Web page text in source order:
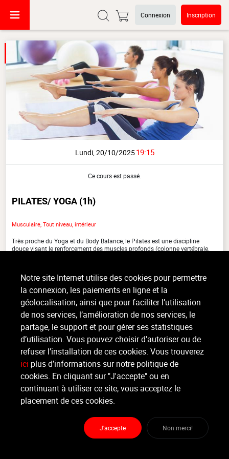
Connexion Inscription
Lundi, 20/10/202519:15
Ce cours est passé.
PILATES/ YOGA(1h)
Musculaire, Tout niveau, intérieur
Très proche du Yoga et du Body Balance, le Pilates est une discipline
douce visant le renforcement des muscles profonds (colonne vertébrale,
Organisateur
ARENA XXXX
Moniteur
Non renseigné.
Lieu : ARENA xxxx
Pasteur 2a - 1300 Wavre
Partager
Notre site Internet utilise des cookies pour permettre
la connexion, les paiements en ligne et la
géolocalisation, ainsi que pour faciliter l’utilisation
de nos services, l’amélioration de nos services, le
partage, le support et pour gérer ses statistiques
d’utilisation. Vous pouvez choisir d'autoriser ou de
refuser l’installation de ces cookies. Vous trouverez
ici plus d’informations sur notre politique de
cookies. En cliquant sur "J'accepte" ou en
continuant à utiliser ce site, vous acceptez le
placement de ces cookies.
J'accepte Non merci!